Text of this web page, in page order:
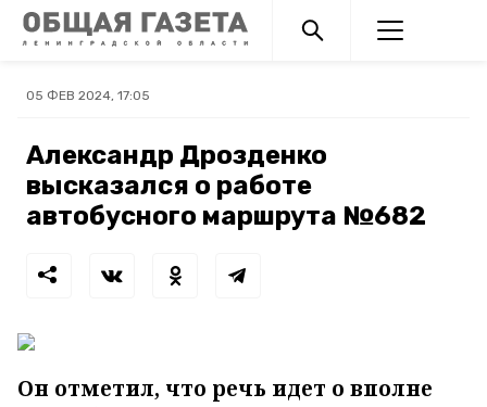
05 ФЕВ 2024, 17:05
Александр Дрозденко
высказался о работе
автобусного маршрута №682
Он отметил, что речь идет о вполне